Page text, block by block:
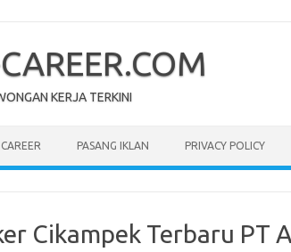
KERJA TERKINI
CAREER PASANG IKLAN PRIVACY POLICY
Cikampek Terbaru PT